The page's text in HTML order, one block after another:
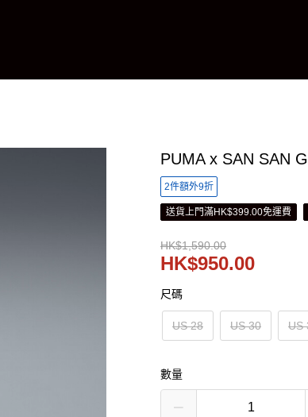
PUMA x SAN SAN
2件額外9折
送貨上門滿HK$399.00免運費
HK$1,590.00
HK$950.00
尺碼
US 28 US 30 US
數量